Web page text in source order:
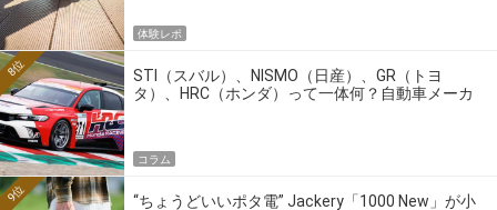
体験レポ
STI（スバル）、NISMO（日産）、GR（トヨ
タ）、HRC（ホンダ）って一体何？自動車メーカ
8位
コラム
“ちょうどいいポタ電” Jackery「1000 New」が小
9位